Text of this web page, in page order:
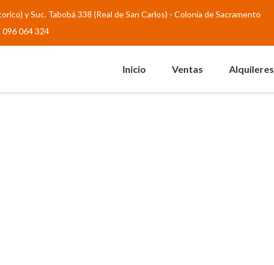
y Suc. Tabobá 338 (Real de San Carlos) - Colonia de Sacramento
096 064 324
Inicio Ventas Alquileres